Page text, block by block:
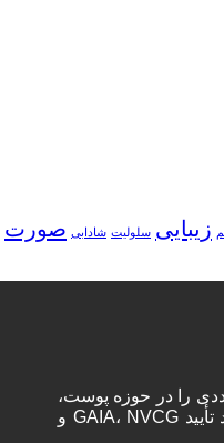
زیبایی سلولیت شادابی صورت
را در حوزه پوست،
مو و زیبایی برگزار می‌نماید. پزشکان و جراحان در این دوره‌ها پس از اتمام دوره، مدرک معتبر بین المللی دریافت خواهند کرد. آکادمی BIOCARE مورد تأیید GAIA، NVCG و